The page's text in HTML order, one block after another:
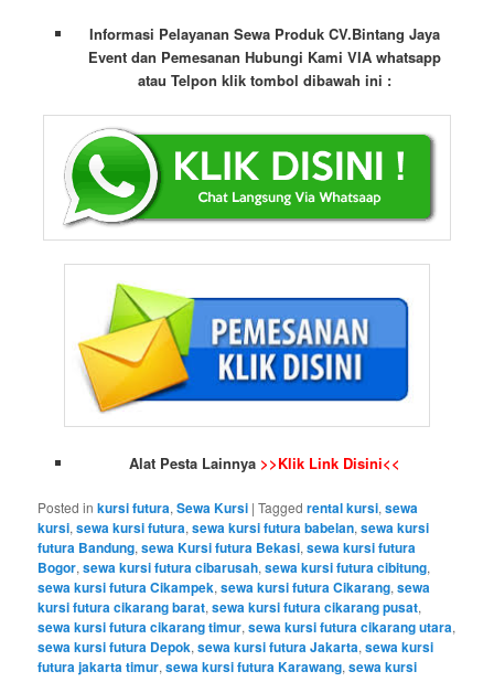
Informasi Pelayanan Sewa Produk CV.Bintang Jaya
Event dan Pemesanan Hubungi Kami VIA whatsapp
atau Telpon klik tombol dibawah ini :
Alat Pesta Lainnya >>Klik Link Disini<<
Posted in kursi futura,Sewa Kursi |Tagged rental kursi,sewa
kursi,sewa kursi futura,sewa kursi futura babelan,sewa kursi
futura Bandung,sewa Kursi futura Bekasi,sewa kursi futura
Bogor,sewa kursi futura cibarusah,sewa kursi futura cibitung,
sewa kursi futura Cikampek,sewa kursi futura Cikarang,sewa
kursi futura cikarang barat,sewa kursi futura cikarang pusat,
sewa kursi futura cikarang timur,sewa kursi futura cikarang utara,
sewa kursi futura Depok,sewa kursi futura Jakarta,sewa kursi
futura jakarta timur,sewa kursi futura Karawang,sewa kursi